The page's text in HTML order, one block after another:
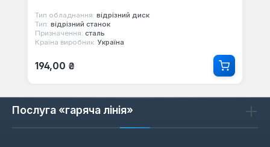
Тип обладнання: відрізний диск
Тип: відрізний станок
Призначення: сталь
Країна виробник: Україна
Звичайна ціна:
194,00 ₴
Послуга «гаряча лінія»